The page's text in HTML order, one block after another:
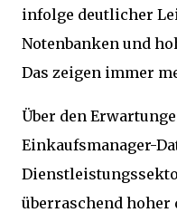
infolge deutlicher
Notenbanken und
Das zeigen immer
Über den
Einkaufsmanager-
überraschend hoher